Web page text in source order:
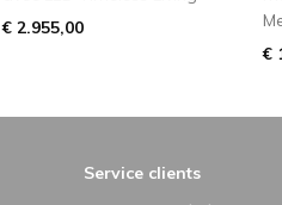
€ 2.955,00
€
Service clients